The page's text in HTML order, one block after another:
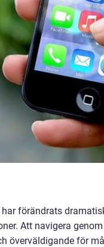
förändrats
Att navigera
överväldigande för